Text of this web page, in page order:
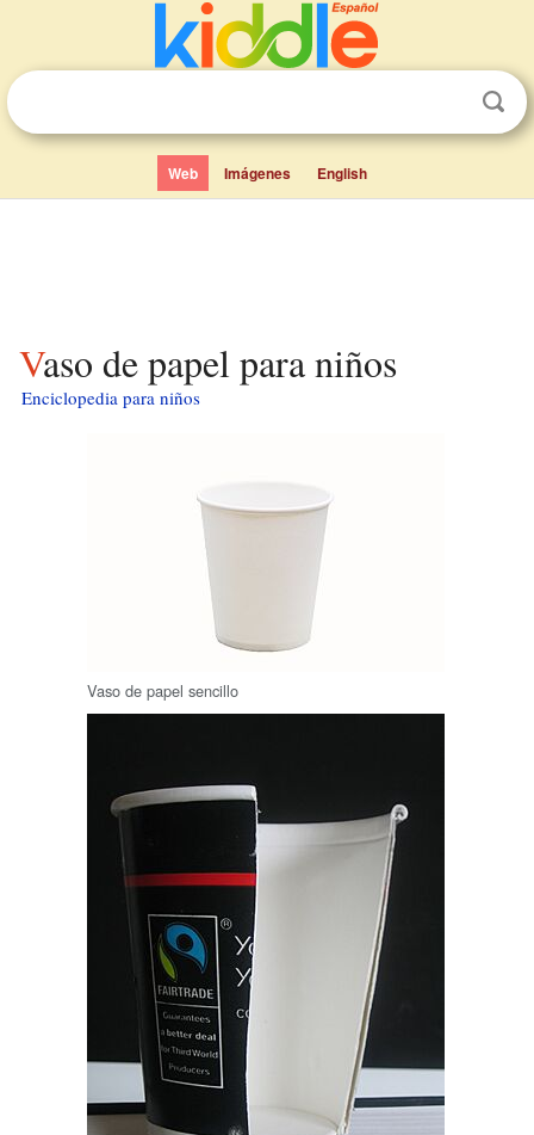
Web Imágenes English
Vaso de papel para niños
Enciclopedia para niños
Vaso de papel sencillo